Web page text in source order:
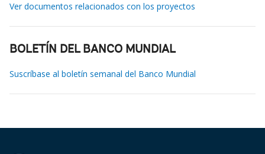
Ver documentos relacionados con los proyectos
BOLETÍN DEL BANCO MUNDIAL
Suscríbase al boletín semanal del Banco Mundial